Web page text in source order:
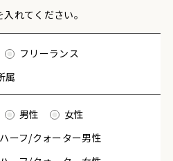
れてください。
フリーランス
属
男性
女性
ーフ/クォーター男性